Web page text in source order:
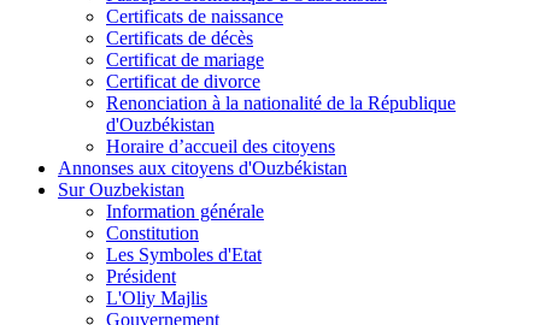
Certificats de naissance
Certificats de décès
Certificat de mariage
Certificat de divorce
Renonciation à la nationalité de la République
d'Ouzbékistan
Horaire d’accueil des citoyens
Annonses aux citoyens d'Ouzbékistan
Sur Ouzbekistan
Information générale
Constitution
Les Symboles d'Etat
Président
L'Oliy Majlis
Gouvernement